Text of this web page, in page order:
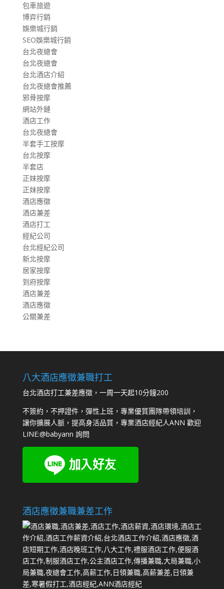
包車旅遊
博弈行銷
娛樂城行銷
SEO娛樂城行銷
台北夜總會
台北夜總會
台北酒店介紹
台北夜總會推薦
邪骨按摩
網站外鏈
酒店工作
台北夜總會
半套手工按摩
台北按摩
半套店
正妹按摩
正妹按摩
酒店應徵
酒店兼差
酒店打工
經紀公司
台北經紀公司
新北按摩
居家按摩
到府按摩
酒店兼差
酒店應徵
公關兼差
八大酒店應徵兼職打工
台北酒店打工兼差應徵，一周一天起10分鐘200
不簽約，不押證件，彈性上班，專業優質團隊帶領培訓，
讓你擴展人脈，提高身活品質，專業酒店經紀人ANN 歡迎
LINE:@babyann 詢問
酒店應徵兼職兼差工作